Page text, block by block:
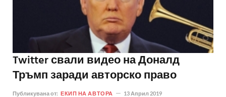
Twitter свали видео на Доналд
Тръмп заради авторско право
Публикувана от: ЕКИП НА АВТОРА 13 Април 2019